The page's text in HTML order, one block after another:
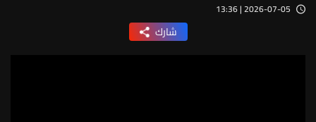
2026-07-05 | 13:36
شارك